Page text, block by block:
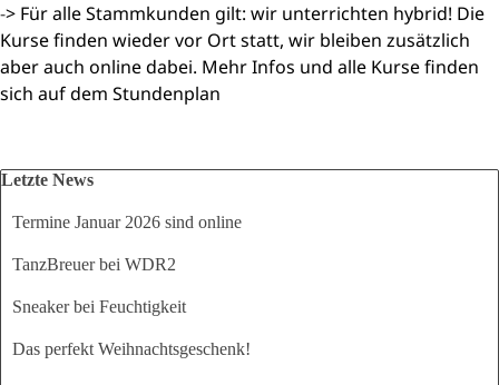
-> Für alle Stammkunden gilt: wir unterrichten hybrid! Die
Kurse finden wieder vor Ort statt, wir bleiben zusätzlich
aber auch online dabei. Mehr Infos und alle Kurse finden
sich auf dem Stundenplan
Block überspringen Letzte News
Letzte News
Termine Januar 2026 sind online
TanzBreuer bei WDR2
Sneaker bei Feuchtigkeit
Das perfekt Weihnachtsgeschenk!